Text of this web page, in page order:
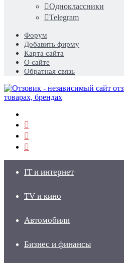
Одноклассники
Telegram
Форум
Добавить фирму
Карта сайта
О сайте
Обратная связь
IT и интернет
TV и кино
Автомобили
Бизнес и финансы